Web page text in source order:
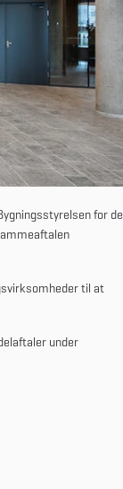
for de
til at
under